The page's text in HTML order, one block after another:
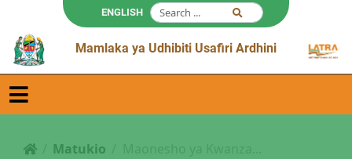
ENGLISH
Mamlaka ya Udhibiti Usafiri Ardhini
Matukio